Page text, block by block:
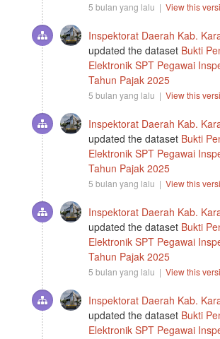
5 bulan yang lalu | View this
Inspektorat Daerah Kab.
updated the dataset Bukti
Elektronik SPT Pegawai
Tahun Pajak 2025
5 bulan yang lalu | View this
Inspektorat Daerah Kab.
updated the dataset Bukti
Elektronik SPT Pegawai
Tahun Pajak 2025
5 bulan yang lalu | View this
Inspektorat Daerah Kab.
updated the dataset Bukti
Elektronik SPT Pegawai
Tahun Pajak 2025
5 bulan yang lalu | View this
Inspektorat Daerah Kab.
updated the dataset Bukti
Elektronik SPT Pegawai